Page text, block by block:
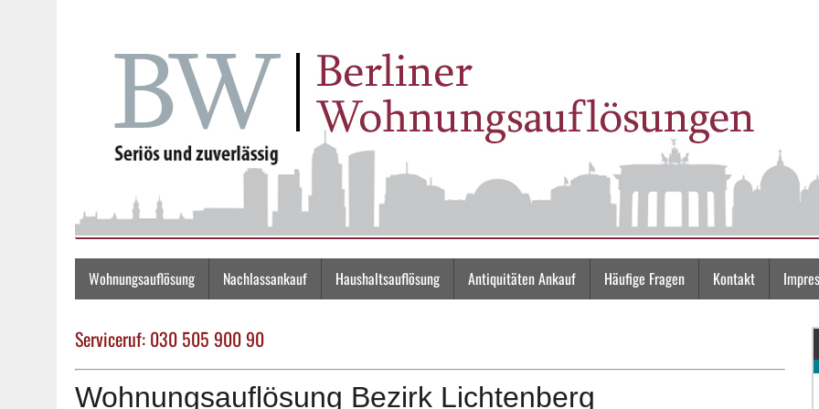
Wohnungsauflösung Nachlassankauf Haushaltsauflösung Antiquitäten Ankauf Häufige Fragen Kontakt
Serviceruf: 030 505 900 90
Wohnungsauflösung Bezirk Lichtenberg